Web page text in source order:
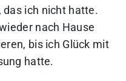
das ich nicht hatte.
nach Hause
bis ich Glück mit
hatte.